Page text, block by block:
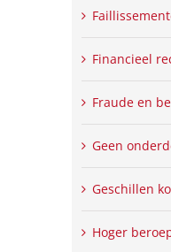
Financieel
Fraude en
Geen
Geschillen
Hoger